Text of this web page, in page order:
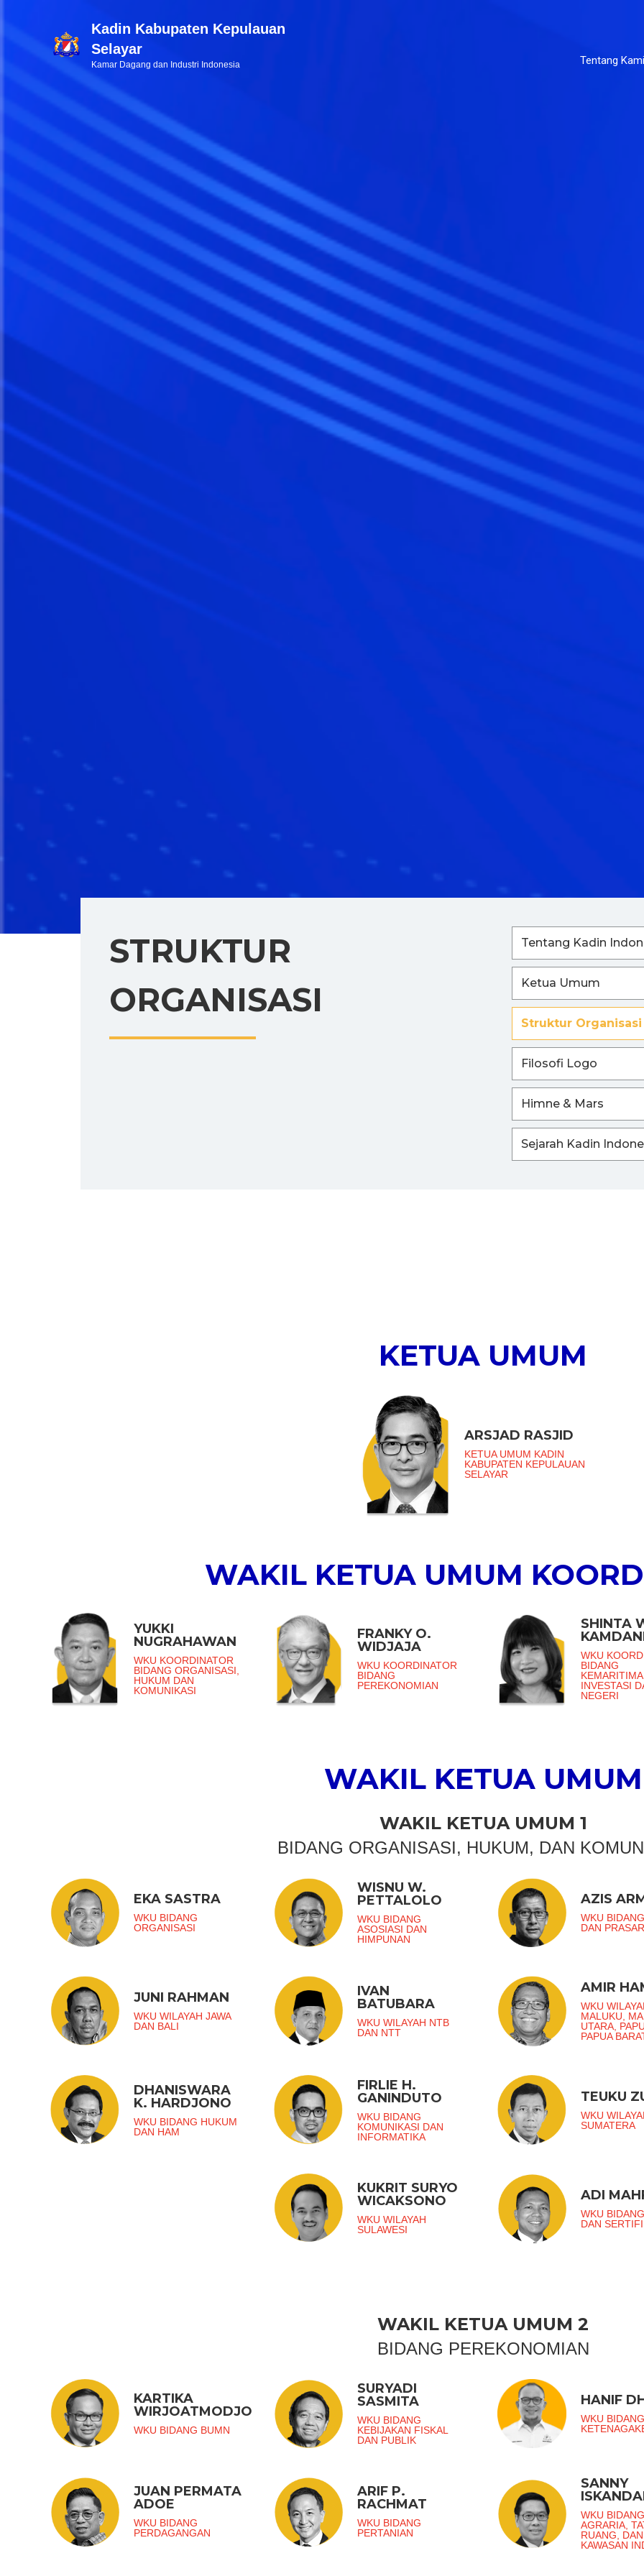
Kadin Kabupaten Kepulauan
Selayar
Kamar Dagang dan Industri Indonesia Tentang Kami
STRUKTUR
ORGANISASI
Tentang Kadin
Ketua Umum
Struktur Organisasi
Filosofi Logo
Himne & Mars
Sejarah Kadin
KETUA UMUM
ARSJAD RASJID
KETUA UMUM KADIN
KABUPATEN KEPULAUAN
SELAYAR
WAKIL KETUA UMUM
YUKKI
NUGRAHAWAN
WKU KOORDINATOR
BIDANG ORGANISASI,
HUKUM DAN
KOMUNIKASI
FRANKY O.
WIDJAJA
WKU KOORDINATOR
BIDANG
PEREKONOMIAN
SHINTA
WKU
BIDANG
INVESTASI
NEGERI
WAKIL KETUA UMUM
WAKIL KETUA UMUM 1
BIDANG ORGANISASI, HUKUM, DAN
EKA SASTRA
WKU BIDANG
ORGANISASI
WISNU W.
PETTALOLO
WKU BIDANG
ASOSIASI DAN
HIMPUNAN
AZIS
WKU
DAN
JUNI RAHMAN
WKU WILAYAH JAWA
DAN BALI
IVAN
BATUBARA
WKU WILAYAH NTB
DAN NTT
AMIR
WKU
MALUKU,
UTARA,
PAPUA
DHANISWARA
K. HARDJONO
WKU BIDANG HUKUM
DAN HAM
FIRLIE H.
GANINDUTO
WKU BIDANG
KOMUNIKASI DAN
INFORMATIKA
TEUKU
WKU
SUMATERA
KUKRIT SURYO
WICAKSONO
WKU WILAYAH
SULAWESI
ADI
WKU
DAN
WAKIL KETUA UMUM 2
BIDANG PEREKONOMIAN
KARTIKA
WIRJOATMODJO
WKU BIDANG BUMN
SURYADI
SASMITA
WKU BIDANG
KEBIJAKAN FISKAL
DAN PUBLIK
HANIF
WKU
JUAN PERMATA
ADOE
WKU BIDANG
PERDAGANGAN
ARIF P.
RACHMAT
WKU BIDANG
PERTANIAN
SANNY
WKU
AGRARIA,
RUANG, DAN
KAWASAN